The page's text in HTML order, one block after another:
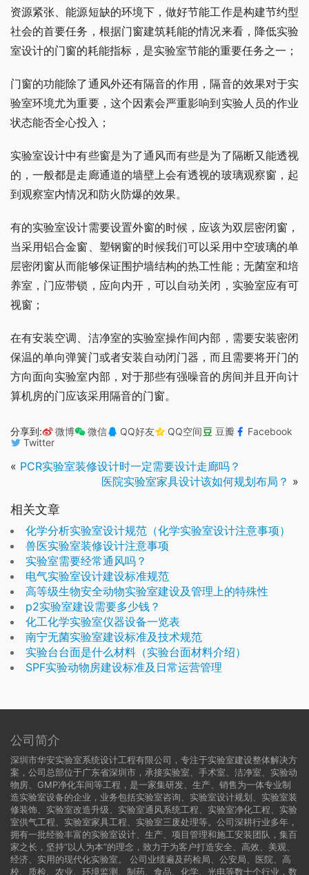
资源紧张、能源短缺的环境下，做好节能工作是构建节约型
社会的首要任务，根据门窗建筑耗能的情况来看，降低实验
室设计的门窗的耗能指标，是实验室节能的重要任务之一；
门窗的功能除了通风外还有隔音的作用，隔音的效果对于实
验室环境尤为重要，这个因素会严重影响到实验人员的作业
状态能否全心投入；
实验室设计中有些窗是为了通风而有些是为了隔断又能透视
的，一般都是走廊通道的墙壁上会有透视的玻璃观察窗，起
到观察室内情况和防火防爆的效果。
有的实验室设计需要设置外窗的时候，应该为双层密闭窗，
当采用铝合金窗、塑钢窗的时候我们可以采用中空玻璃的单
层密闭窗从而能够保证围护墙结构的热工性能；无菌室和培
养室，门应带锁，应向内开，可以自动关闭，实验室应有可
视窗；
在有安装空调、洁净室的实验室操作间内部，需要安装密闭
保温的单向弹簧门或者安装自动闭门器，而且需要将开门的
方向面向实验室内部，对于那些有强噪音的房间并且开向计
算机房的门应该采用隔音的门窗。
分享到: 微博 微信 QQ好友 QQ空间 豆瓣
Facebook
Twitter
« PCR实验室装修设计时一定需要设计走廊吗？
医院实验室家具设计该如何规划布局？ »
相关文章
化学分析实‎验室设计规范（化学实‎验室设计注意事项）
兽医实验室装修设计注意事项
实验室需要经常通风吗？
电气实验室设计建设标准规范
高等级生物安全动物实验室建设及管理上的特殊性
p2实验室建设需要多少钱？
化工化学实验室仪器设备一览表
南宁无菌实验室建设标准及技术规范
实验台台面是什么材料（实验台面材料介绍）
SPF实验动物房建设标准及日常运营管理
公司简介
深圳市华安实验室系统设计工程有限公司，专注于实验室建设整体解决方
案，公司总部位于广东省深圳市，承接实验室、手术室、洁净室、实验动
物房、GMP净化车间等工程，是一家集研发、生产、销售为一体专业制
造实验室设备的企业，业务包括实验室咨询、实验室设计规划、实验室装
修装饰、实验室改造升级、实验室通风系统工程、实验室净化工程、实验
室供气工程、实验室家具工程、实验室三废处理等。公司深耕行业多年，
拥有一批经验丰富的实验室设计、生产、项目管理和施工安装团队，集百
家之长，坚持“以人为本”的理念，致力于为客户打造安全、高效、美观、
经济、实用的现代化实验室。 公司业绩遍及药检局、公安局、医院、高
校、质检、农业、环境监测、制药、食品、化学、光电等数十个行业，数